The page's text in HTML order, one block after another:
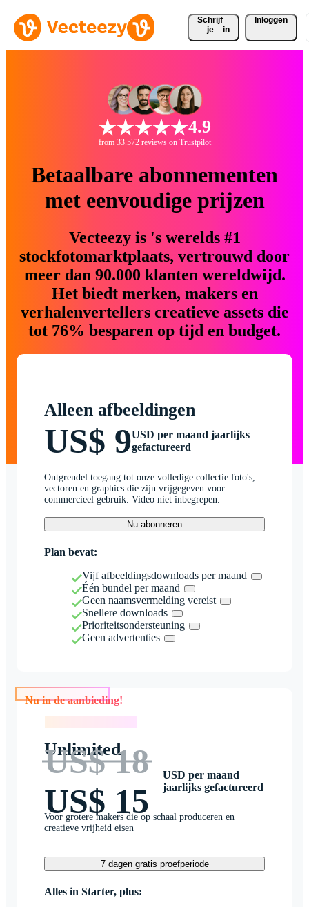
Schrijf
je
in
Inloggen
4.9
from 33.572 reviews on Trustpilot
Betaalbare abonnementen
met eenvoudige prijzen
Vecteezy is 's werelds #1
stockfotomarktplaats, vertrouwd door
meer dan 90.000 klanten wereldwijd.
Het biedt merken, makers en
verhalenvertellers creatieve assets die
tot 76% besparen op tijd en budget.
Alleen afbeeldingen
US$ 9USD per maand jaarlijks
gefactureerd
Ontgrendel toegang tot onze volledige collectie foto's,
vectoren en graphics die zijn vrijgegeven voor
commercieel gebruik. Video niet inbegrepen.
Nu abonneren
Plan bevat:
Vijf afbeeldingsdownloads per maand
Één bundel per maand
Geen naamsvermelding vereist
Snellere downloads
Prioriteitsondersteuning
Geen advertenties
Nu in de aanbieding!
Unlimited
US$ 18
US$ 15
USD per maand
jaarlijks gefactureerd
Voor grotere makers die op schaal produceren en
creatieve vrijheid eisen
7 dagen gratis proefperiode
Alles in Starter, plus: